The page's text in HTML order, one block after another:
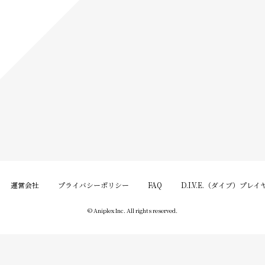
運営会社 プライバシーポリシー FAQ D.I.V.E.（ダイブ）プレイ
© Aniplex Inc. All rights reserved.